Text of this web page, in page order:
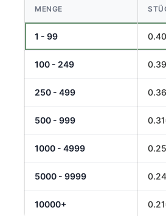
MENGE
1 - 99
100 - 249
250 - 499
500 - 999
1000 - 4999
5000 - 9999
10000+